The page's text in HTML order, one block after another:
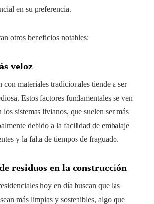
en su preferencia.
otros beneficios notables:
veloz
con materiales tradicionales tiende a ser
Estos factores fundamentales se ven
los sistemas livianos, que suelen ser más
debido a la facilidad de embalaje
y la falta de tiempos de fraguado.
residuos en la construcción
hoy en día buscan que las
más limpias y sostenibles, algo que